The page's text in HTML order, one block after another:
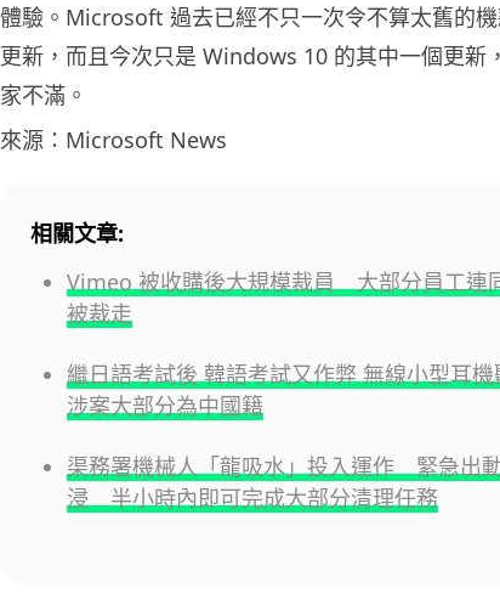
體驗。Microsoft 過去已經不只一次令不算太舊的
更新，而且今次只是 Windows 10 的其中一個更新
家不滿。
來源：Microsoft News
相關文章:
Vimeo 被收購後大規模裁員 大部分員工連
被裁走
繼日語考試後 韓語考試又作弊 無線小型耳機
涉案大部分為中國籍
渠務署機械人「龍吸水」投入運作 緊急出
浸 半小時內即可完成大部分清理任務